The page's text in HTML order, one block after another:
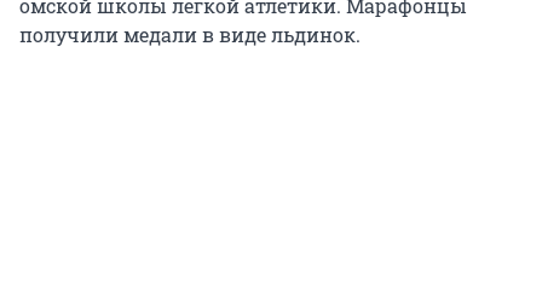
получили медали в виде льдинок.